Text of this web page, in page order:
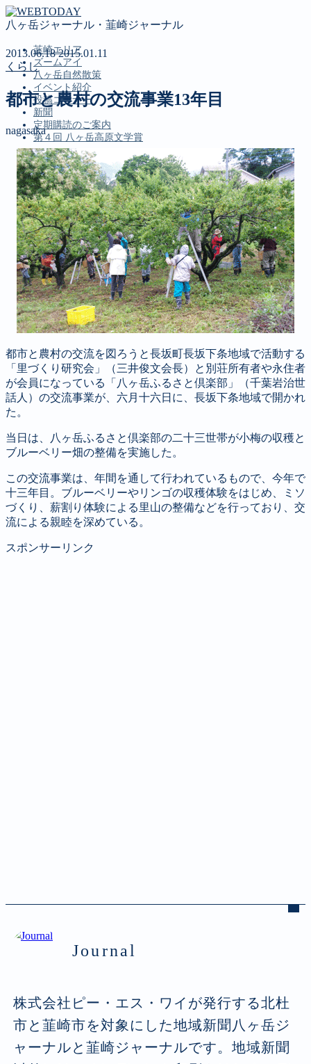
八ヶ岳ジャーナル・韮崎ジャーナル
韮崎エリア
ズームアイ
八ヶ岳自然散策
イベント紹介
投稿コーナー
新聞
定期購読のご案内
第４回 八ヶ岳高原文学賞
MENU
韮崎エリア
ズームアイ
八ヶ岳自然散策
イベント紹介
投稿コーナー
新聞
定期購読のご案内
第４回 八ヶ岳高原文学賞
2013.06.182015.01.11
くらし
都市と農村の交流事業13年目
nagasaka
都市と農村の交流を図ろうと長坂町長坂下条地域で活動する
「里づくり研究会」（三井俊文会長）と別荘所有者や永住者
が会員になっている「八ヶ岳ふるさと倶楽部」（千葉岩治世
話人）の交流事業が、六月十六日に、長坂下条地域で開かれ
た。
当日は、八ヶ岳ふるさと倶楽部の二十三世帯が小梅の収穫と
ブルーベリー畑の整備を実施した。
この交流事業は、年間を通して行われているもので、今年で
十三年目。ブルーベリーやリンゴの収穫体験をはじめ、ミソ
づくり、薪割り体験による里山の整備などを行っており、交
流による親睦を深めている。
スポンサーリンク
Journal
株式会社ピー・エス・ワイが発行する北杜
市と韮崎市を対象にした地域新聞八ヶ岳ジ
ャーナルと韮崎ジャーナルです。地域新聞